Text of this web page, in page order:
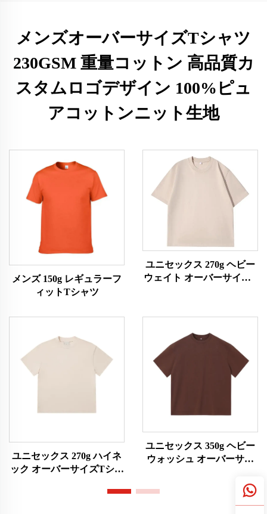
メンズオーバーサイズTシャツ
230GSM 重量コットン 高品質カ
スタムロゴデザイン 100%ピュ
アコットンニット生地
メンズ 150g レギュラーフ
ィットTシャツ
ユニセックス 270g ヘビー
ウェイト オーバーサイズT
ユニセックス 270g ハイネ
ック オーバーサイズTシャ
ユニセックス 350g ヘビー
ウォッシュ オーバーサイ